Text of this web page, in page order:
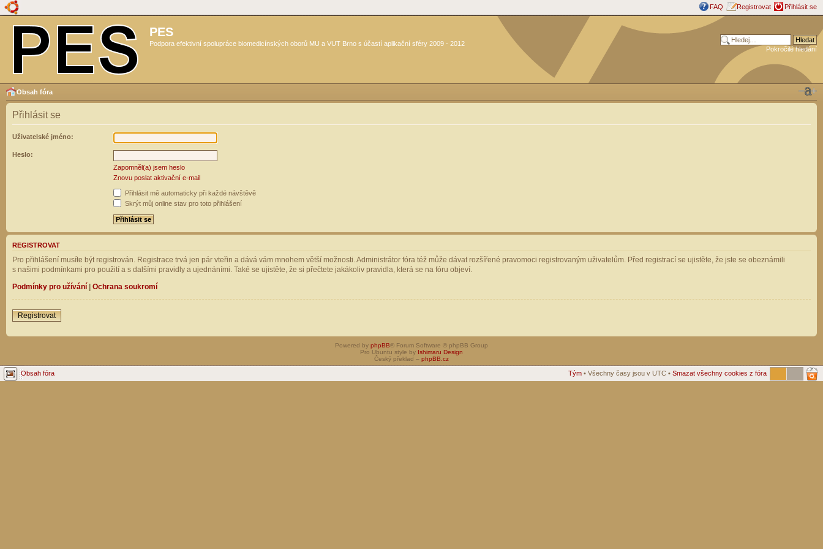
FAQ Registrovat Přihlásit se
PES
Podpora efektivní spolupráce biomedicínských oborů MU a VUT Brno s účastí aplikační sféry 2009 - 2012
Pokročilé hledání
Obsah fóra
Přihlásit se
Uživatelské jméno:
Heslo:
Zapomněl(a) jsem heslo
Znovu poslat aktivační e-mail
Přihlásit mě automaticky při každé návštěvě
Skrýt můj online stav pro toto přihlášení
REGISTROVAT
Pro přihlášení musíte být registrován. Registrace trvá jen pár vteřin a dává vám mnohem větší možnosti. Administrátor fóra též může dávat rozšířené pravomoci registrovaným uživatelům. Před registrací se ujistěte, že jste se obeznámili
s našimi podmínkami pro použití a s dalšími pravidly a ujednáními. Také se ujistěte, že si přečtete jakákoliv pravidla, která se na fóru objeví.
Podmínky pro užívání | Ochrana soukromí
Registrovat
Powered by phpBB® Forum Software © phpBB Group
Pro Ubuntu style by Ishimaru Design
Český překlad – phpBB.cz
Obsah fóra Tým • Všechny časy jsou v UTC • Smazat všechny cookies z fóra